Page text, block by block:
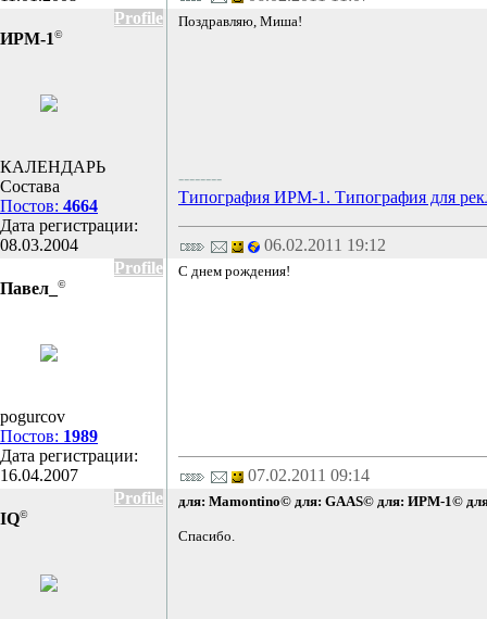
Profile
ИРМ-1©
КАЛЕНДАРЬ
Состава
Постов: 4664
Дата регистрации:
08.03.2004
Поздравляю, Миша!
--------
Типография ИРМ-1. Типография для
06.02.2011 19:12
Profile
Павел_
©
pogurcov
Постов: 1989
Дата регистрации:
16.04.2007
С днем рождения!
07.02.2011 09:14
Profile
IQ©
для: Mamontino© для: GAAS© для: ИРМ-1©
Спасибо.